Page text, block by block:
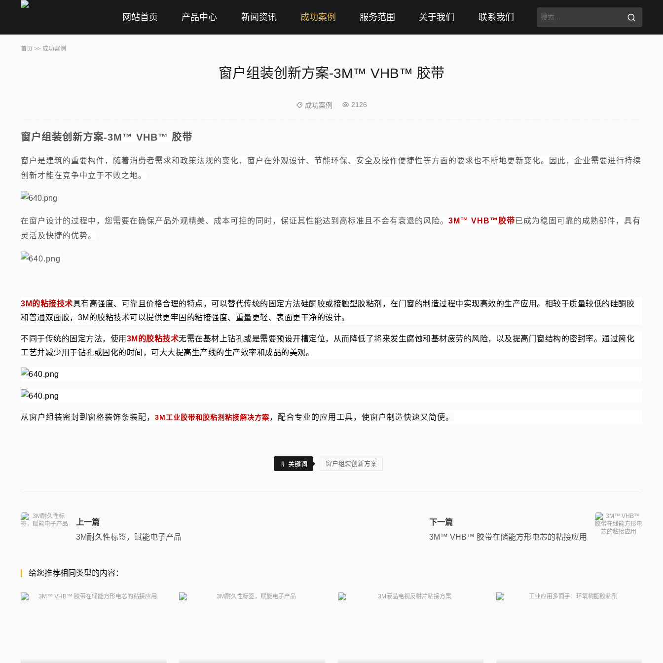
网站首页 产品中心 新闻资讯 成功案例 服务范围 关于我们 联系我们
首页 >> 成功案例
窗户组装创新方案-3M™ VHB™ 胶带
成功案例 2126
窗户组装创新方案-3M™ VHB™ 胶带
窗户是建筑的重要构件，随着消费者需求和政策法规的变化，窗户在外观设计、节能环保、安全及操作便捷性等方面的要求也不断地更新变化。因此，企业需要进行持续
创新才能在竞争中立于不败之地。
在窗户设计的过程中，您需要在确保产品外观精美、成本可控的同时，保证其性能达到高标准且不会有衰退的风险。 3M™ VHB™胶带已成为稳固可靠的成熟部件，具有
灵活及快捷的优势。
3M的粘接技术具有高强度、可靠且价格合理的特点，可以替代传统的固定方法硅酮胶或接触型胶粘剂，在门窗的制造过程中实现高效的生产应用。相较于质量较低的硅酮胶
和普通双面胶，3M的胶粘技术可以提供更牢固的粘接强度、重量更轻、表面更干净的设计。
不同于传统的固定方法，使用 3M的胶粘技术无需在基材上钻孔或是需要预设开槽定位，从而降低了将来发生腐蚀和基材疲劳的风险，以及提高门窗结构的密封率。通过简化
工艺并减少用于钻孔或固化的时间，可大大提高生产线的生产效率和成品的美观。
从窗户组装密封到窗格装饰条装配， 3M工业胶带和胶粘剂粘接解决方案，配合专业的应用工具，使窗户制造快速又简便。
关键词 窗户组装创新方案
上一篇
3M耐久性标签，赋能电子产品
下一篇
3M™ VHB™ 胶带在储能方形电芯的粘接应用
给您推荐相同类型的内容：